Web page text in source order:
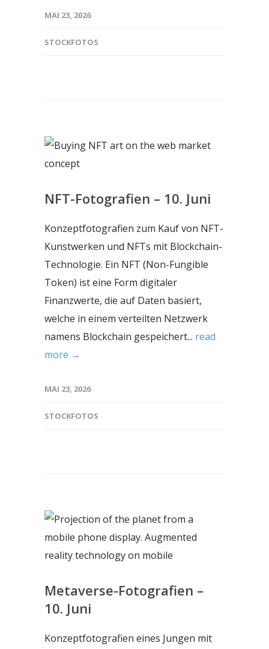
MAI 23, 2026
STOCKFOTOS
NFT-Fotografien – 10. Juni
Konzeptfotografien zum Kauf von NFT-
Kunstwerken und NFTs mit Blockchain-
Technologie. Ein NFT (Non-Fungible
Token) ist eine Form digitaler
Finanzwerte, die auf Daten basiert,
welche in einem verteilten Netzwerk
namens Blockchain gespeichert... read
more →
MAI 23, 2026
STOCKFOTOS
Metaverse-Fotografien –
10. Juni
Konzeptfotografien eines Jungen mit